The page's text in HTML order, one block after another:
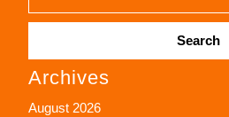
Search
for:
Archives
August 2026